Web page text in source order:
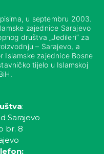
u septembru 2003.
zajednice Sarajevo
društva „Jedileri“ za
– Sarajevo, a
Islamske zajednice Bosne
tijelo u Islamskoj
:
Sarajevo
br. 8